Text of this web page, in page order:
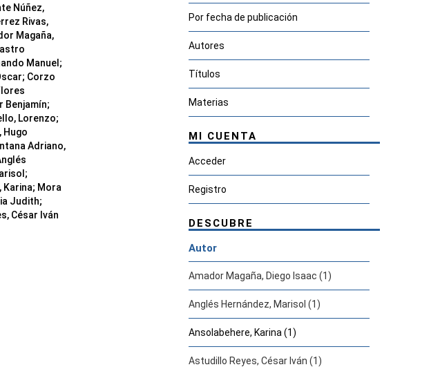
Núñez,
Rivas,
Magaña,
Manuel ;
; Corzo
Benjamín;
Lorenzo;
Hugo
Adriano,
;
Karina; Mora
Judith;
César Iván
Por fecha de publicación
Autores
Títulos
Materias
MI CUENTA
Acceder
Registro
DESCUBRE
Autor
Amador Magaña, Diego Isaac (1)
Anglés Hernández, Marisol (1)
Ansolabehere, Karina (1)
Astudillo Reyes, César Iván (1)